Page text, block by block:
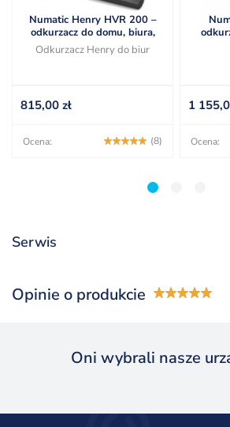
Numatic Henry HVR 200 –
odkurzacz do domu, biura,
hotelu do pracy na sucho
Odkurzacz Henry do biur
815,00 zł
Ocena: (8)
1
Ocena:
1
Serwis
Opinie o produkcie
Oni wybrali nasze